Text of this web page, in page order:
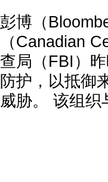
彭博（
（Canadian
查局（FBI）
防护，以抵御
威胁。 该组织